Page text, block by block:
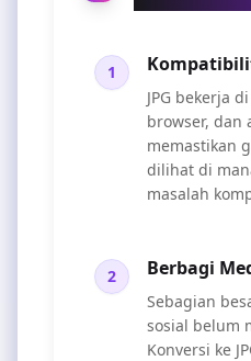
1
JPG bekerja
browser, dan
memastikan
dilihat di
masalah
2 Berbagi
Sebagian
sosial belum
Konversi ke